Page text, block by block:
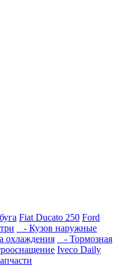
Fiat Ducato 250 Ford
- Кузов наружные
охлаждения
- Тормозная
Iveco Daily